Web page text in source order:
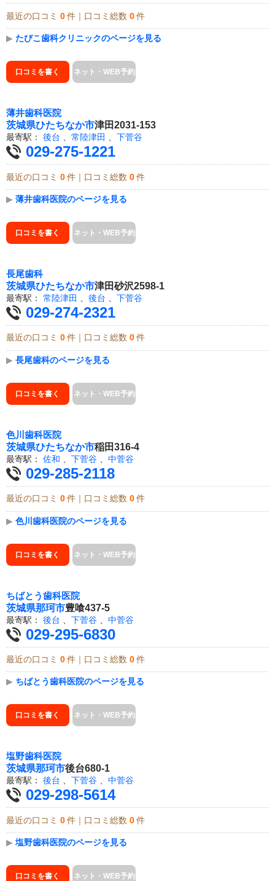
最近の口コミ 0 件｜口コミ総数 0 件
▶ たびこ歯科クリニックのページを見る
口コミを書く ネット・WEB予約
薄井歯科医院
茨城県ひたちなか市津田2031-153
最寄駅： 後台 常陸津田 下菅谷
029-275-1221
最近の口コミ 0 件｜口コミ総数 0 件
▶ 薄井歯科医院のページを見る
口コミを書く ネット・WEB予約
長尾歯科
茨城県ひたちなか市津田砂沢2598-1
最寄駅： 常陸津田 後台 下菅谷
029-274-2321
最近の口コミ 0 件｜口コミ総数 0 件
▶ 長尾歯科のページを見る
口コミを書く ネット・WEB予約
色川歯科医院
茨城県ひたちなか市稲田316-4
最寄駅： 佐和 下菅谷 中菅谷
029-285-2118
最近の口コミ 0 件｜口コミ総数 0 件
▶ 色川歯科医院のページを見る
口コミを書く ネット・WEB予約
ちばとう歯科医院
茨城県那珂市豊喰437-5
最寄駅： 後台 下菅谷 中菅谷
029-295-6830
最近の口コミ 0 件｜口コミ総数 0 件
▶ ちばとう歯科医院のページを見る
口コミを書く ネット・WEB予約
塩野歯科医院
茨城県那珂市後台680-1
最寄駅： 後台 、 下菅谷 、 中菅谷
029-298-5614
最近の口コミ 0 件｜口コミ総数 0 件
▶ 塩野歯科医院のページを見る
口コミを書く ネット・WEB予約